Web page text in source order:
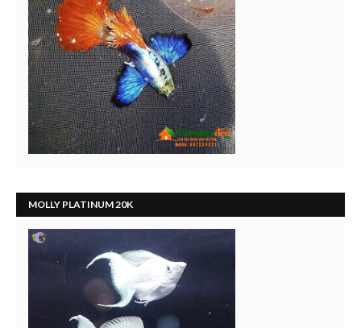
MOLLY PLATINUM 20K